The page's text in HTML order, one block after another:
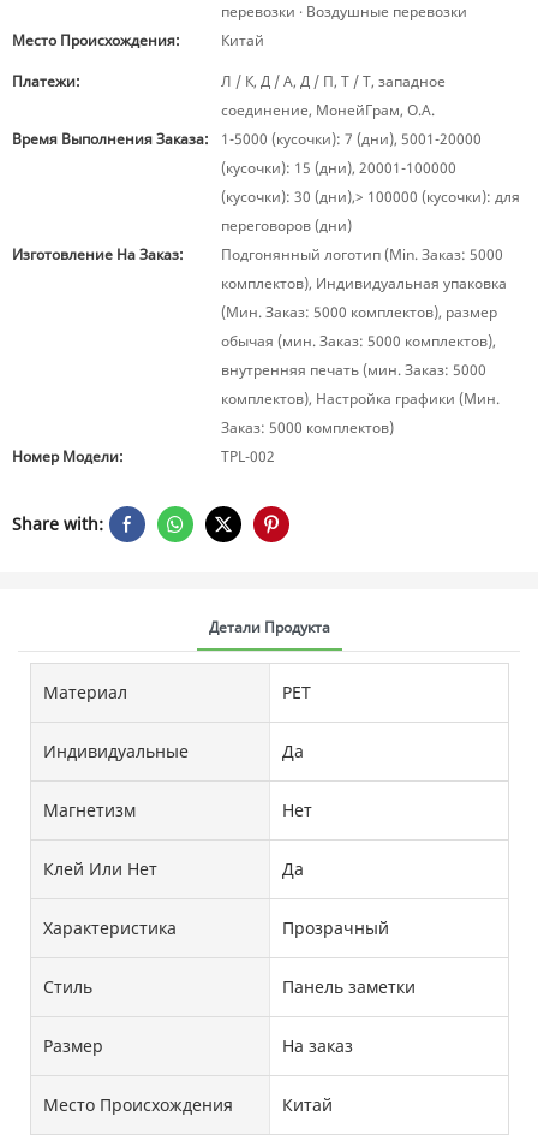
перевозки · Воздушные перевозки
Место Происхождения:
Китай
Платежи:
Л / К, Д / А, Д / П, Т / Т, западное
соединение, МонейГрам, О.А.
Время Выполнения Заказа:
1-5000 (кусочки): 7 (дни), 5001-20000
(кусочки): 15 (дни), 20001-100000
(кусочки): 30 (дни),> 100000 (кусочки): для
переговоров (дни)
Изготовление На Заказ:
Подгонянный логотип (Min. Заказ: 5000
комплектов), Индивидуальная упаковка
(Мин. Заказ: 5000 комплектов), размер
обычая (мин. Заказ: 5000 комплектов),
внутренняя печать (мин. Заказ: 5000
комплектов), Настройка графики (Мин.
Заказ: 5000 комплектов)
Номер Модели:
TPL-002
Share with:
Детали Продукта
Материал PET
Индивидуальные Да
Магнетизм Нет
Клей Или Нет Да
Характеристика Прозрачный
Стиль Панель заметки
Размер На заказ
Место Происхождения Китай